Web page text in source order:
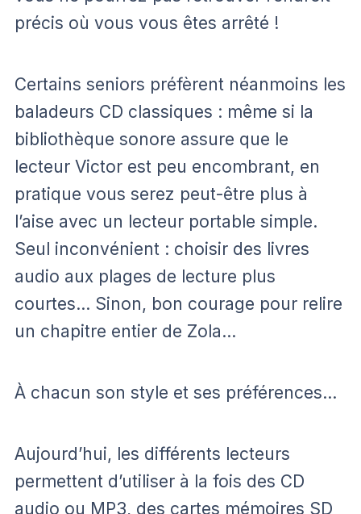
précis où vous vous êtes arrêté !
Certains seniors préfèrent néanmoins les
baladeurs CD classiques : même si la
bibliothèque sonore assure que le
lecteur Victor est peu encombrant, en
pratique vous serez peut-être plus à
l’aise avec un lecteur portable simple.
Seul inconvénient : choisir des livres
audio aux plages de lecture plus
courtes… Sinon, bon courage pour relire
un chapitre entier de Zola…
À chacun son style et ses préférences…
Aujourd’hui, les différents lecteurs
permettent d’utiliser à la fois des CD
audio ou MP3, des cartes mémoires SD